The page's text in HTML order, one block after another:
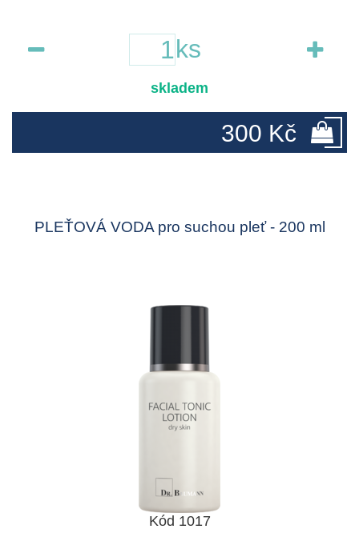
ks
skladem
300 Kč
PLEŤOVÁ VODA pro suchou pleť - 200 ml
Kód 1017